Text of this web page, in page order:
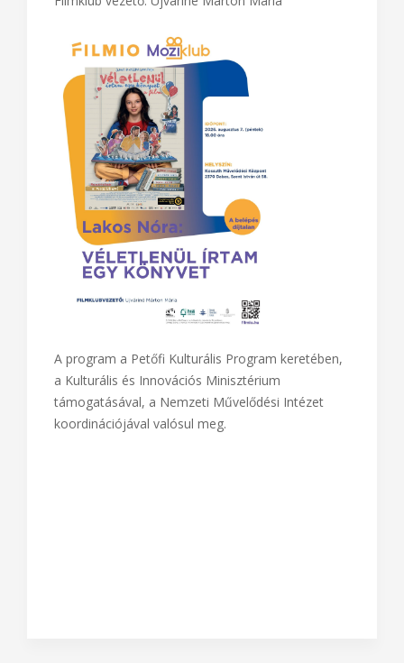
A program a Petőfi Kulturális Program keretében,
a Kulturális és Innovációs Minisztérium
támogatásával, a Nemzeti Művelődési Intézet
koordinációjával valósul meg.